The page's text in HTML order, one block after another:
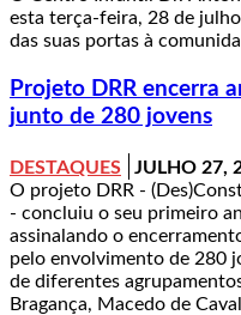
esta terça-feira, 28 de
das suas portas à
Projeto DRR encerra
junto de 280 jovens
DESTAQUES
JULHO 27,
O projeto DRR -
- concluiu o seu primeiro
assinalando o
pelo envolvimento de 280
de diferentes
Bragança, Macedo de